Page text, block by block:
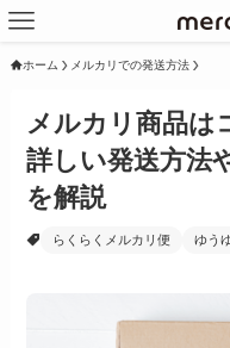
ホーム メルカリでの発送方法
メルカリ商品は
詳しい発送方法
を解説
らくらくメルカリ便 ゆう